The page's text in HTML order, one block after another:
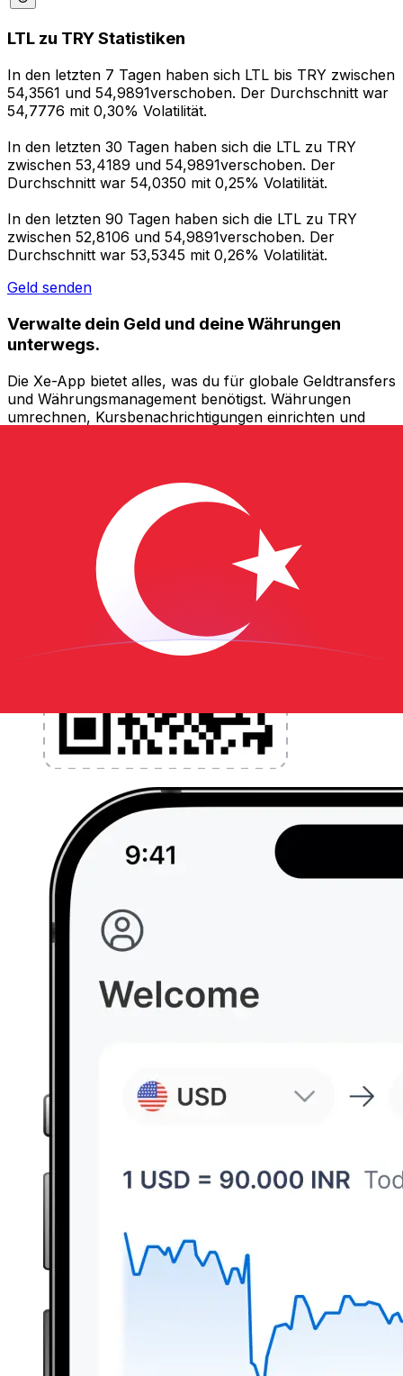
LTL zu TRY Statistiken
In den letzten 7 Tagen haben sich LTL bis TRY zwischen
54,3561 und 54,9891verschoben. Der Durchschnitt war
54,7776 mit 0,30% Volatilität.
In den letzten 30 Tagen haben sich die LTL zu TRY
zwischen 53,4189 und 54,9891verschoben. Der
Durchschnitt war 54,0350 mit 0,25% Volatilität.
In den letzten 90 Tagen haben sich die LTL zu TRY
zwischen 52,8106 und 54,9891verschoben. Der
Durchschnitt war 53,5345 mit 0,26% Volatilität.
Geld senden
Verwalte dein Geld und deine Währungen
unterwegs.
Die Xe-App bietet alles, was du für globale Geldtransfers
und Währungsmanagement benötigst. Währungen
umrechnen, Kursbenachrichtigungen einrichten und